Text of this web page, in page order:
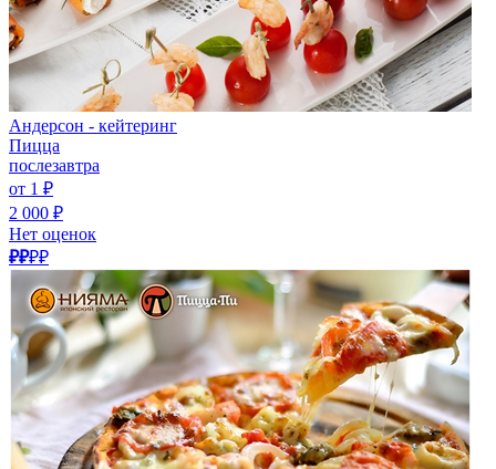
Андерсон - кейтеринг
Пицца
послезавтра
от 1 ₽
2 000 ₽
Нет оценок
₽₽₽₽